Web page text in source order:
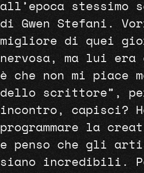
all’epoca stessimo
di Gwen Stefani.
migliore di quei
nervosa, ma lui
è che non mi piace
dello scrittore”,
incontro, capisci?
programmare la
e penso che gli
siano incredibili.